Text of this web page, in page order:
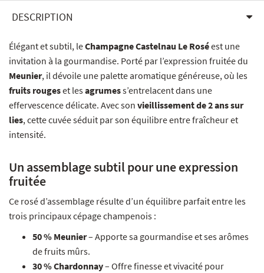
DESCRIPTION
Élégant et subtil, leChampagne Castelnau Le Roséest une
invitation à la gourmandise. Porté par l’expression fruitée du
Meunier, il dévoile une palette aromatique généreuse, où les
fruits rougeset lesagrumess’entrelacent dans une
effervescence délicate. Avec son vieillissement de 2 ans sur
lies, cette cuvée séduit par son équilibre entre fraîcheur et
intensité.
Un assemblage subtil pour une expression
fruitée
Ce rosé d’assemblage résulte d’un équilibre parfait entre les
trois principaux cépage champenois :
50 % Meunier– Apporte sa gourmandise et ses arômes
de fruits mûrs.
30 % Chardonnay– Offre finesse et vivacité pour